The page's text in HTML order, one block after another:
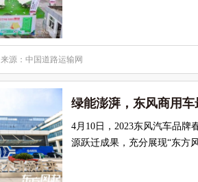
来源：中国道路运输网
绿能澎湃，东风商用车
4月10日，2023东风汽车品
源跃迁成果，充分展现“东方